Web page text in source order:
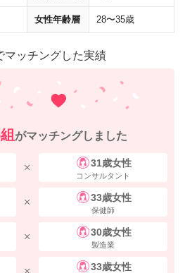
女性年齢層 28〜35歳
マッチングした実績
がマッチングしました
31歳女性
コンサルタント
33歳女性
保健師
30歳女性
製造業
33歳女性